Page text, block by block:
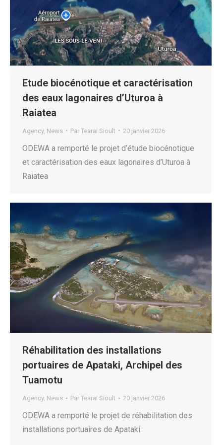
Etude biocénotique et caractérisation
des eaux lagonaires d’Uturoa à
Raiatea
Agency, News Par Tearai Sioult 20 janvier 2026
ODEWA a remporté le projet d’étude biocénotique
et caractérisation des eaux lagonaires d’Uturoa à
Raiatea
Réhabilitation des installations
portuaires de Apataki, Archipel des
Tuamotu
Agency, News Par Tearai Sioult 20 janvier 2026
ODEWA a remporté le projet de réhabilitation des
installations portuaires de Apataki.